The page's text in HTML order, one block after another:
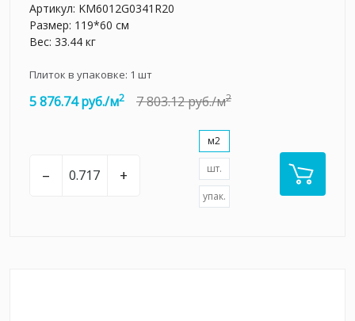
Артикул: KM6012G0341R20
Размер: 119*60 см
Вес: 33.44 кг
Плиток в упаковке: 1 шт
5 876.74 руб./м2 7 803.12 руб./м2
– +
м2
шт.
упак.